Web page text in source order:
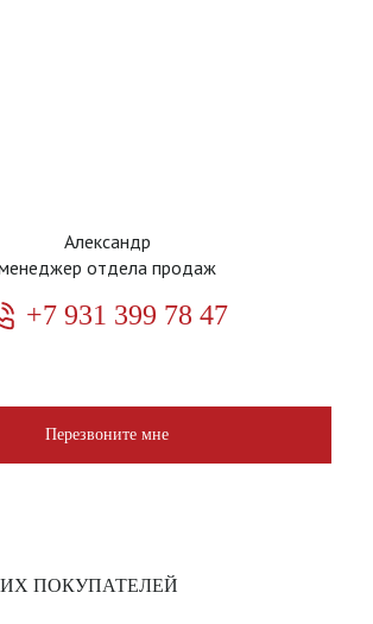
Александр
отдела продаж
+7 931 399 78 47
Перезвоните мне
ПОКУПАТЕЛЕЙ